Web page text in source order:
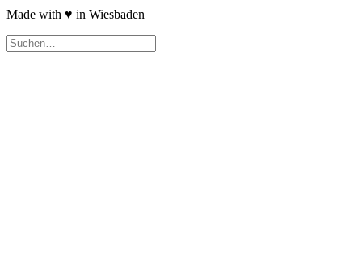
Made with ♥ in Wiesbaden